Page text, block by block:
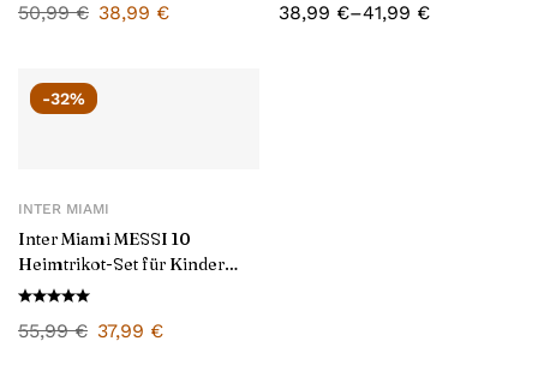
50,99€ 38,99 € 38,99 €–41,99 €
-32%
INTER MIAMI
Inter Miami MESSI 10
Heimtrikot-Set für Kinder
2024/25
55,99€ 37,99 €